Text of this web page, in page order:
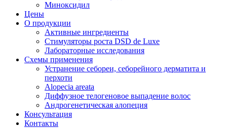
Миноксидил
Цены
О продукции
Активные ингредиенты
Стимуляторы роста DSD de Luxe
Лабораторные исследования
Схемы применения
Устранение себореи, себорейного дерматита и
перхоти
Alopecia areata
Диффузное телогеновое выпадение волос
Андрогенетическая алопеция
Консультация
Контакты